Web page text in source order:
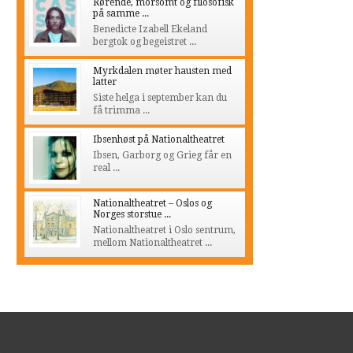
Rørende, morsomt og filosofisk
på samme ...
Benedicte Izabell Ekeland
bergtok og begeistret ...
Myrkdalen møter hausten med
latter
Siste helga i september kan du
få trimma ...
Ibsenhøst på Nationaltheatret
Ibsen, Garborg og Grieg får en
real ...
Nationaltheatret – Oslos og
Norges storstue ...
Nationaltheatret i Oslo sentrum,
mellom Nationaltheatret ...